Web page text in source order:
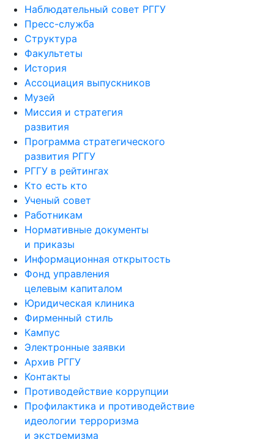
Наблюдательный совет РГГУ
Пресс-служба
Структура
Факультеты
История
Ассоциация выпускников
Музей
Миссия и стратегия
развития
Программа стратегического
развития РГГУ
РГГУ в рейтингах
Кто есть кто
Ученый совет
Работникам
Нормативные документы
и приказы
Информационная открытость
Фонд управления
целевым капиталом
Юридическая клиника
Фирменный стиль
Кампус
Электронные заявки
Архив РГГУ
Контакты
Противодействие коррупции
Профилактика и противодействие
идеологии терроризма
и экстремизма